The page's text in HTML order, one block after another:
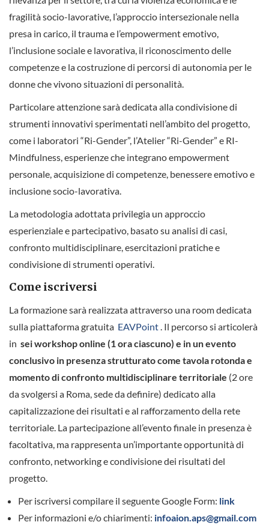
fragilità socio-lavorative, l’approccio intersezionale nella
presa in carico, il trauma e l’empowerment emotivo,
l’inclusione sociale e lavorativa, il riconoscimento delle
competenze e la costruzione di percorsi di autonomia per le
donne che vivono situazioni di personalità.
Particolare attenzione sarà dedicata alla condivisione di
strumenti innovativi sperimentati nell’ambito del progetto,
come i laboratori “Ri-Gender”, l’Atelier “Ri-Gender” e RI-
Mindfulness, esperienze che integrano empowerment
personale, acquisizione di competenze, benessere emotivo e
inclusione socio-lavorativa.
La metodologia adottata privilegia un approccio
esperienziale e partecipativo, basato su analisi di casi,
confronto multidisciplinare, esercitazioni pratiche e
condivisione di strumenti operativi.
Come iscriversi
La formazione sarà realizzata attraverso una room dedicata
sulla piattaforma gratuita EAVPoint. Il percorso si articolerà
in sei workshop online (1 ora ciascuno) e in un evento
conclusivo in presenza strutturato come tavola rotonda e
momento di confronto multidisciplinare territoriale (2 ore
da svolgersi a Roma, sede da definire) dedicato alla
capitalizzazione dei risultati e al rafforzamento della rete
territoriale. La partecipazione all’evento finale in presenza è
facoltativa, ma rappresenta un’importante opportunità di
confronto, networking e condivisione dei risultati del
progetto.
Per iscriversi compilare il seguente Google Form: link
Per informazioni e/o chiarimenti: infoaion.aps@gmail.com